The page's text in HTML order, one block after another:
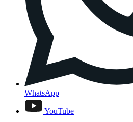
WhatsApp
YouTube